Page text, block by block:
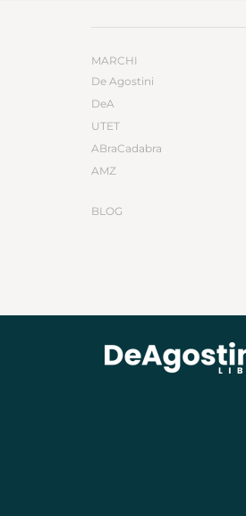
MARCHI
De Agostini
DeA
UTET
ABraCadabra
AMZ
BLOG